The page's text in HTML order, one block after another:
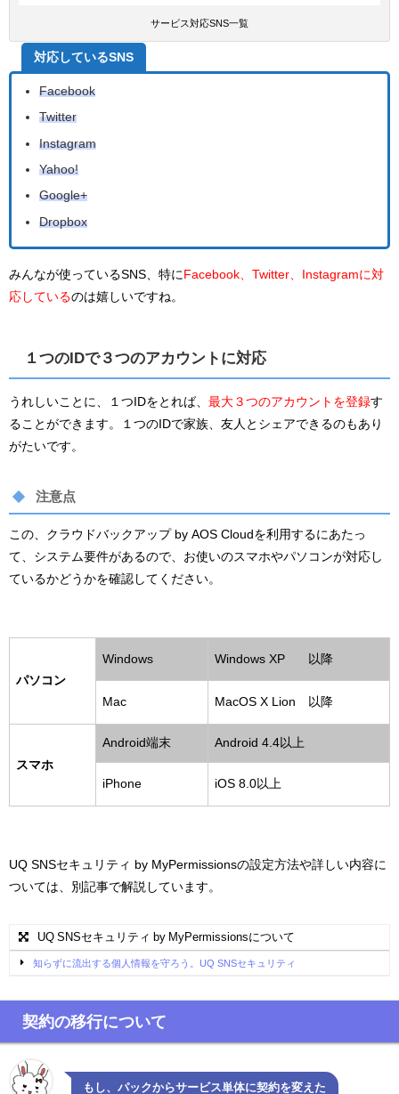
サービス対応SNS一覧
対応しているSNS
Facebook
Twitter
Instagram
Yahoo!
Google+
Dropbox
みんなが使っているSNS、特に Facebook、Twitter、Instagramに対
応しているのは嬉しいですね。
１つのIDで３つのアカウントに対応
うれしいことに、１つIDをとれば、 最大３つのアカウントを登録す
ることができます。１つのIDで家族、友人とシェアできるのもあり
がたいです。
注意点
この、クラウドバックアップ by AOS Cloudを利用するにあたっ
て、システム要件があるので、お使いのスマホやパソコンが対応し
ているかどうかを確認してください。
パソコン
Windows Windows XP 以降
Mac MacOS X Lion 以降
スマホ
Android端末 Android 4.4以上
iPhone iOS 8.0以上
UQ SNSセキュリティ by MyPermissionsの設定方法や詳しい内容に
ついては、別記事で解説しています。
UQ SNSセキュリティ by MyPermissionsについて
知らずに流出する個人情報を守ろう。UQ SNSセキュリティ
契約の移行について
もし、パックからサービス単体に契約を変えた